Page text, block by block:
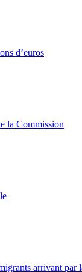
d’euros
la Commission
arrivant par